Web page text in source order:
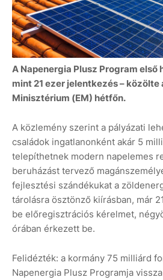
A Napenergia Plusz Program
mint 21 ezer jelentkezés – közölte
Minisztérium (EM) hétfőn.
A közlemény szerint a pályázati
családok ingatlanonként akár 5
telepíthetnek modern napelemes
beruházást tervező
fejlesztési szándékukat a
tárolásra ösztönző kiírásban, már
be előregisztrációs kérelmet,
órában érkezett be.
Felidézték: a kormány 75 milliárd
Napenergia Plusz Programja